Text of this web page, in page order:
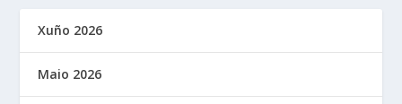
Xuño 2026
Maio 2026